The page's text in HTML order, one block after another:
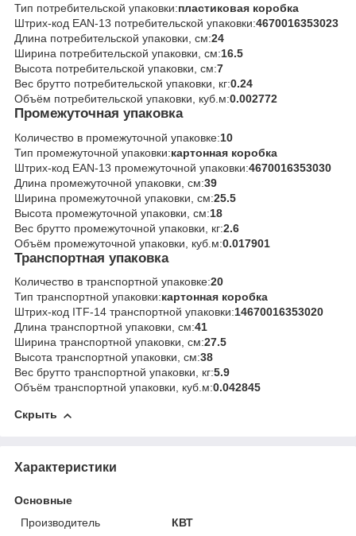
Тип потребительской упаковки:пластиковая коробка
Штрих-код EAN-13 потребительской упаковки:4670016353023
Длина потребительской упаковки, см:24
Ширина потребительской упаковки, см:16.5
Высота потребительской упаковки, см:7
Вес брутто потребительской упаковки, кг:0.24
Объём потребительской упаковки, куб.м:0.002772
Промежуточная упаковка
Количество в промежуточной упаковке:10
Тип промежуточной упаковки:картонная коробка
Штрих-код EAN-13 промежуточной упаковки:4670016353030
Длина промежуточной упаковки, см:39
Ширина промежуточной упаковки, см:25.5
Высота промежуточной упаковки, см:18
Вес брутто промежуточной упаковки, кг:2.6
Объём промежуточной упаковки, куб.м:0.017901
Транспортная упаковка
Количество в транспортной упаковке:20
Тип транспортной упаковки:картонная коробка
Штрих-код ITF-14 транспортной упаковки:14670016353020
Длина транспортной упаковки, см:41
Ширина транспортной упаковки, см:27.5
Высота транспортной упаковки, см:38
Вес брутто транспортной упаковки, кг:5.9
Объём транспортной упаковки, куб.м:0.042845
Скрыть
Характеристики
Основные
Производитель
КВТ